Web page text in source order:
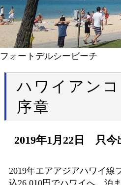
フォートデルシービーチ
ハワイアン
序章
2019年1月22日 只今
2019年エアアジアハワイ線